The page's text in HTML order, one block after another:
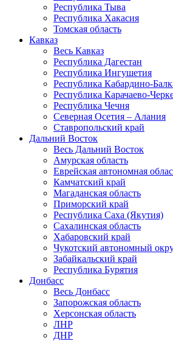
Республика Тыва
Республика Хакасия
Томская область
Кавказ
Весь Кавказ
Республика Дагестан
Республика Ингушетия
Республика Кабардино-
Республика Карачаево-
Республика Чечня
Северная Осетия – Алания
Ставропольский край
Дальний Восток
Весь Дальний Восток
Амурская область
Еврейская автономная
Камчатский край
Магаданская область
Приморский край
Республика Саха (Якутия)
Сахалинская область
Хабаровский край
Чукотский автономный
Забайкальский край
Республика Бурятия
Донбасс
Весь Донбасс
Запорожская область
Херсонская область
ЛНР
ДНР